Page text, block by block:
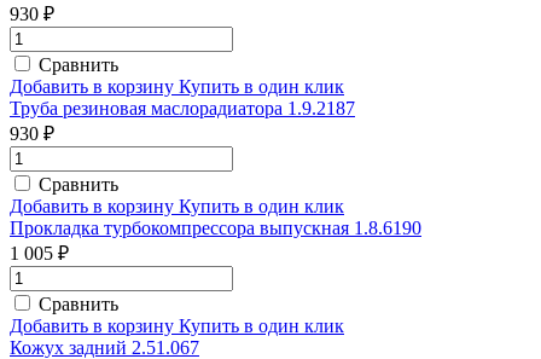
930 ₽
Сравнить
Добавить в корзину Купить в один клик
Труба резиновая маслорадиатора 1.9.2187
930 ₽
Сравнить
Добавить в корзину Купить в один клик
Прокладка турбокомпрессора выпускная 1.8.6190
1 005 ₽
Сравнить
Добавить в корзину Купить в один клик
Кожух задний 2.51.067